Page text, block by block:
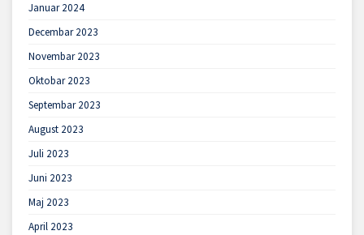
Januar 2024
Decembar 2023
Novembar 2023
Oktobar 2023
Septembar 2023
August 2023
Juli 2023
Juni 2023
Maj 2023
April 2023